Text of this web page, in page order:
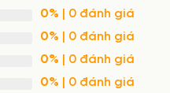
0% | 0 đánh giá
0% | 0 đánh giá
0% | 0 đánh giá
0% | 0 đánh giá